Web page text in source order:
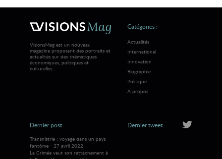
VisionsMag est un nouveau
magazine proposant des portraits et
actualités sur des thématiques
économiques, politiques et
culturelles...
Catégories :
Actualités
International
Innovation
Biographie
Politique
A propos
Dernier post :
Transnistrie : voyage dans un pays
fantôme - 27 avril 2022
La Crimée veut son rattachement à
Dernier tweet :